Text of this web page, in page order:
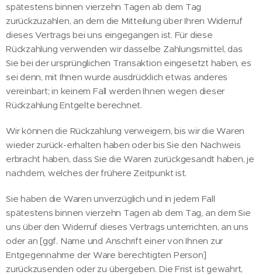
spätestens binnen vierzehn Tagen ab dem Tag
zurückzuzahlen, an dem die Mitteilung über Ihren Widerruf
dieses Vertrags bei uns eingegangen ist. Für diese
Rückzahlung verwenden wir dasselbe Zahlungsmittel, das
Sie bei der ursprünglichen Transaktion eingesetzt haben, es
sei denn, mit Ihnen wurde ausdrücklich etwas anderes
vereinbart; in keinem Fall werden Ihnen wegen dieser
Rückzahlung Entgelte berechnet.
Wir können die Rückzahlung verweigern, bis wir die Waren
wieder zurück-erhalten haben oder bis Sie den Nachweis
erbracht haben, dass Sie die Waren zurückgesandt haben, je
nachdem, welches der frühere Zeitpunkt ist.
Sie haben die Waren unverzüglich und in jedem Fall
spätestens binnen vierzehn Tagen ab dem Tag, an dem Sie
uns über den Widerruf dieses Vertrags unterrichten, an uns
oder an [ggf. Name und Anschrift einer von Ihnen zur
Entgegennahme der Ware berechtigten Person]
zurückzusenden oder zu übergeben. Die Frist ist gewahrt,